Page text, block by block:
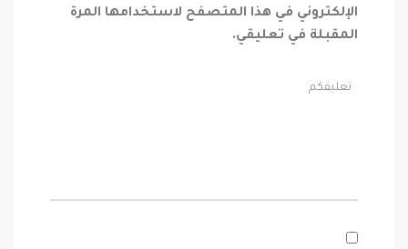
الإلكتروني في هذا المتصفح لاستخدامها المرة
المقبلة في تعليقي.